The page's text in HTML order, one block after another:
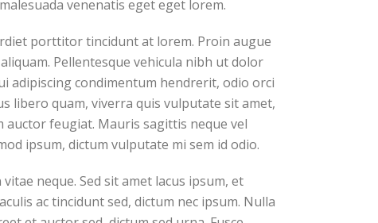
venenatis eget eget lorem.
porttitor tincidunt at lorem. Proin augue
Pellentesque vehicula nibh ut dolor
adipiscing condimentum hendrerit, odio orci
libero quam, viverra quis vulputate sit amet,
feugiat. Mauris sagittis neque vel
ipsum, dictum vulputate mi sem id odio.
neque. Sed sit amet lacus ipsum, et
ac tincidunt sed, dictum nec ipsum. Nulla